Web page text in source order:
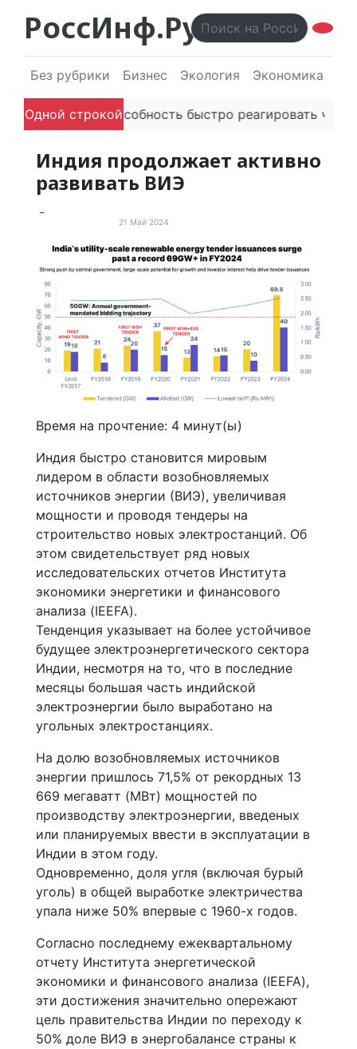
РоссИнф.Ру
Без рубрики Бизнес Экология Экономика
Одной строкой
Способность быстро реагировать через PR
Индия продолжает активно
развивать ВИЭ
21 Май 2024
Время на прочтение: 4 минут(ы)
Индия быстро становится мировым
лидером в области возобновляемых
источников энергии (ВИЭ), увеличивая
мощности и проводя тендеры на
строительство новых электростанций. Об
этом свидетельствует ряд новых
исследовательских отчетов Института
экономики энергетики и финансового
анализа (IEEFA).
Тенденция указывает на более устойчивое
будущее электроэнергетического сектора
Индии, несмотря на то, что в последние
месяцы большая часть индийской
электроэнергии было выработано на
угольных электростанциях.
На долю возобновляемых источников
энергии пришлось 71,5% от рекордных 13
669 мегаватт (МВт) мощностей по
производству электроэнергии, введеных
или планируемых ввести в эксплуатации в
Индии в этом году.
Одновременно, доля угля (включая бурый
уголь) в общей выработке электричества
упала ниже 50% впервые с 1960-х годов.
Согласно последнему ежеквартальному
отчету Института энергетической
экономики и финансового анализа (IEEFA),
эти достижения значительно опережают
цель правительства Индии по переходу к
50% доле ВИЭ в энергобалансе страны к